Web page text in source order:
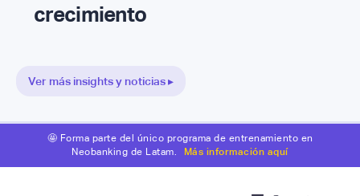
crecimiento
Ver más insights y noticias ▸
🤩 Forma parte del único programa de entrenamiento en
Neobanking de Latam.
Más información aquí